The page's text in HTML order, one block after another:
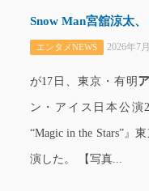
Snow Man宮舘涼太
エンタメNEWS 2026年7
が17日、東京・有明
ン・アイス日本公演
“Magic in the Stars”』
演した。 【写真...